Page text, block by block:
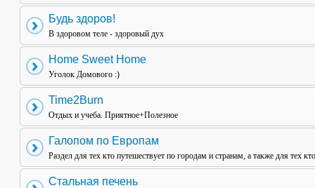
Будь здоров!
В здоровом теле - здоровый дух
Home Sweet Home
Уголок Домового :)
Time2Burn
Отдых и учеба. Приятное+Полезное
Галопом по Европам
Раздел для тех кто путешествует по городам и странам, а также для тех
Стальная печень